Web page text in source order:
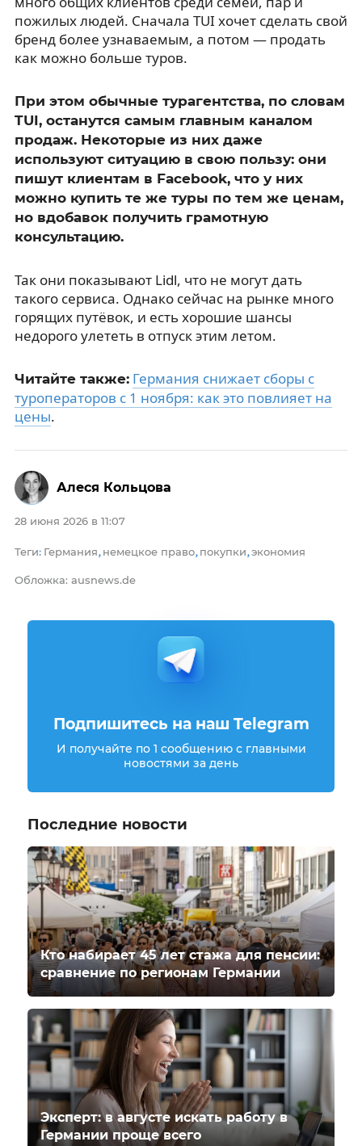
пожилых людей. Сначала TUI хочет сделать свой
бренд более узнаваемым, а потом — продать
как можно больше туров.
При этом обычные турагентства, по словам
TUI, останутся самым главным каналом
продаж. Некоторые из них даже
используют ситуацию в свою пользу: они
пишут клиентам в Facebook, что у них
можно купить те же туры по тем же ценам,
но вдобавок получить грамотную
консультацию.
Так они показывают Lidl, что не могут дать
такого сервиса. Однако сейчас на рынке много
горящих путёвок, и есть хорошие шансы
недорого улететь в отпуск этим летом.
Читайте также: Германия снижает сборы с
туроператоров с 1 ноября: как это повлияет на
цены.
28 июня 2026 в 11:07
Теги: Германия, немецкое право, покупки,экономия
Обложка: ausnews.de
Алеся Кольцова
Подпишитесь на наш Telegram
И получайте по 1 сообщению с главными
новостями за день
Последние новости
Кто набирает 45 лет стажа для пенсии:
сравнение по регионам Германии
Эксперт: в августе искать работу в
Германии проще всего